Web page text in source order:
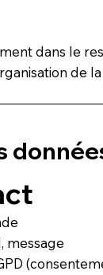
dans le
de
message